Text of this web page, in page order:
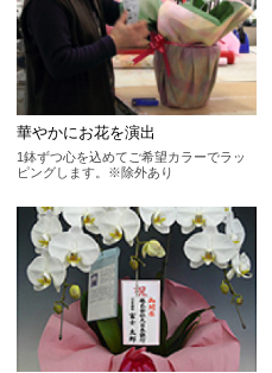
華やかにお花を演出
1鉢ずつ心を込めてご希望カラーでラッ
ピングします。※除外あり